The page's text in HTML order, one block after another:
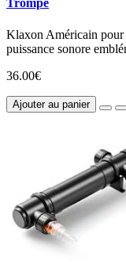
Trompe
Klaxon Américain
puissance sonore
36.00€
Ajouter au panier